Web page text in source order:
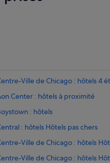
Ville de Chicago : hôtels 4
Center : hôtels à proximité
: hôtels
: hôtels Hôtels pas chers
Ville de Chicago : hôtels
Ville de Chicago : hôtels